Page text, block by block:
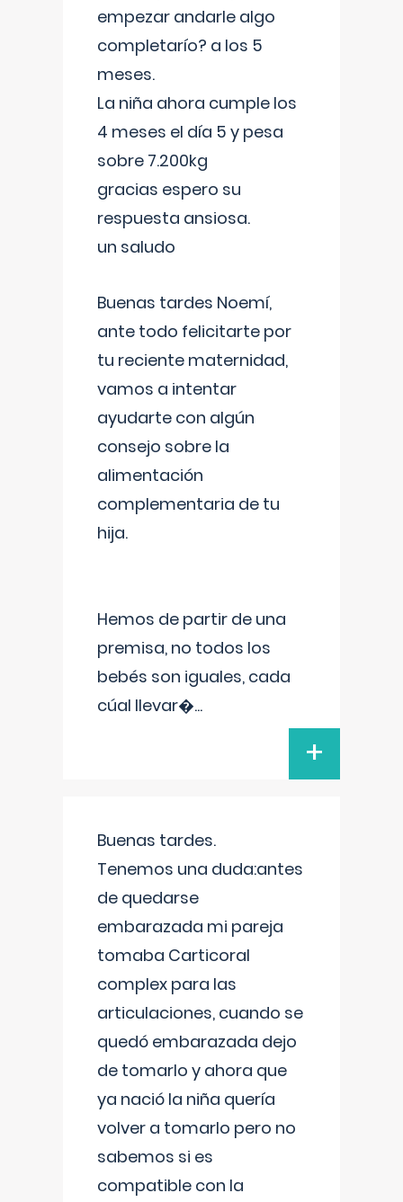
empezar andarle algo
completarío? a los 5
meses.
La niña ahora cumple los
4 meses el día 5 y pesa
sobre 7.200kg
gracias espero su
respuesta ansiosa.
un saludo
Buenas tardes Noemí,
ante todo felicitarte por
tu reciente maternidad,
vamos a intentar
ayudarte con algún
consejo sobre la
alimentación
complementaria de tu
hija.
Hemos de partir de una
premisa, no todos los
bebés son iguales, cada
cúal llevar�...
+
Buenas tardes.
Tenemos una duda:antes
de quedarse
embarazada mi pareja
tomaba Carticoral
complex para las
articulaciones, cuando se
quedó embarazada dejo
de tomarlo y ahora que
ya nació la niña quería
volver a tomarlo pero no
sabemos si es
compatible con la